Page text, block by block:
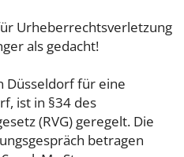
Urheberrechtsverletzung
als gedacht!
Düsseldorf für eine
ist in §34 des
(RVG) geregelt. Die
betragen